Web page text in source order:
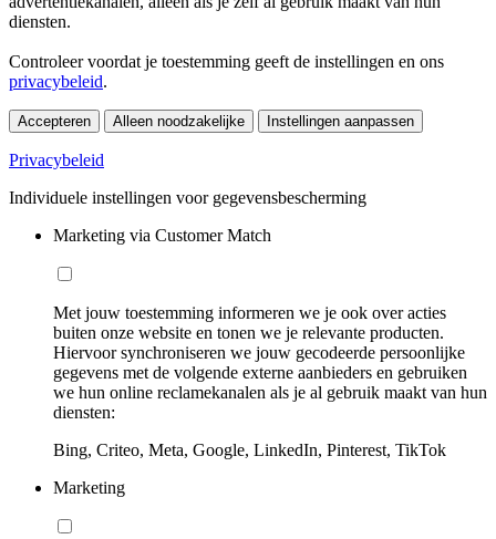
diensten.
Controleer voordat je toestemming geeft de instellingen en ons
privacybeleid.
Accepteren Alleen noodzakelijke Instellingen aanpassen
Privacybeleid
Individuele instellingen voor gegevensbescherming
Marketing via Customer Match
Met jouw toestemming informeren we je ook over acties
buiten onze website en tonen we je relevante producten.
Hiervoor synchroniseren we jouw gecodeerde persoonlijke
gegevens met de volgende externe aanbieders en gebruiken
we hun online reclamekanalen als je al gebruik maakt van hun
diensten:
Bing, Criteo, Meta, Google, LinkedIn, Pinterest, TikTok
Marketing